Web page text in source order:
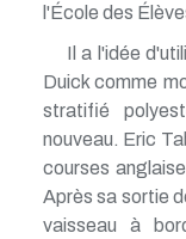
l'École des
Il a l'idée
Duick comme
stratifié
nouveau. Eric
courses
Après sa sortie
vaisseau à